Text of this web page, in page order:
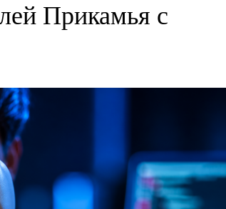
Прикамья с